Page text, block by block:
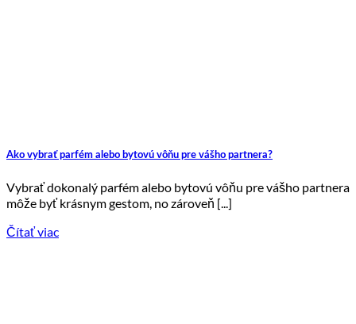
Ako vybrať parfém alebo bytovú vôňu pre vášho partnera?
Vybrať dokonalý parfém alebo bytovú vôňu pre vášho partnera
môže byť krásnym gestom, no zároveň [...]
Čítať viac